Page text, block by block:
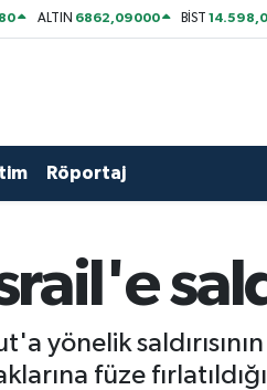
ALTIN 6862,09000 BİST
Röportaj
yönelik
füze